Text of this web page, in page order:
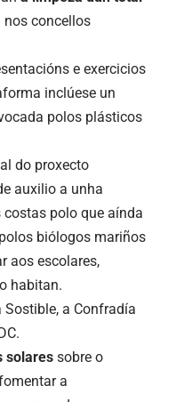
nos concellos
e exercicios
inclúese un
polos plásticos
do proxecto
auxilio a unha
costas polo que aínda
biólogos mariños
aos escolares,
habitan.
a Confradía
solares sobre o
a